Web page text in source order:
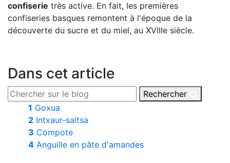
confiserie très active. En fait, les premières
confiseries basques remontent à l'époque de la
découverte du sucre et du miel, au XVIIIe siècle.
Dans cet article
1 Goxua
2 Intxaur-saltsa
3 Compote
4 Anguille en pâte d'amandes
Rechercher